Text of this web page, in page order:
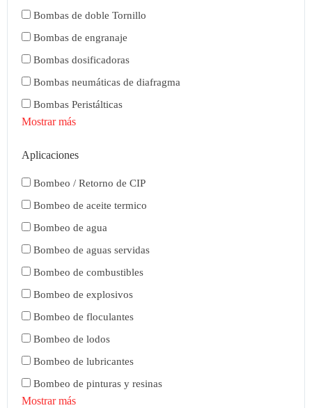
Bombas de doble Tornillo
Bombas de engranaje
Bombas dosificadoras
Bombas neumáticas de diafragma
Bombas Peristálticas
Mostrar más
Aplicaciones
Bombeo / Retorno de CIP
Bombeo de aceite termico
Bombeo de agua
Bombeo de aguas servidas
Bombeo de combustibles
Bombeo de explosivos
Bombeo de floculantes
Bombeo de lodos
Bombeo de lubricantes
Bombeo de pinturas y resinas
Mostrar más